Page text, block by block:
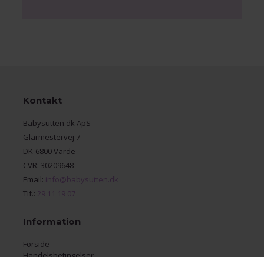
Kontakt
Babysutten.dk ApS
Glarmestervej 7
DK-6800 Varde
CVR: 30209648
Email: info@babysutten.dk
Tlf.: 29 11 19 07
Information
Forside